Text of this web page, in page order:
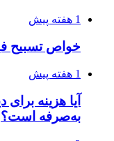
1 هفته پیش
خواص تسبیح
1 هفته پیش
آیا هزینه
به‌صرفه است؟